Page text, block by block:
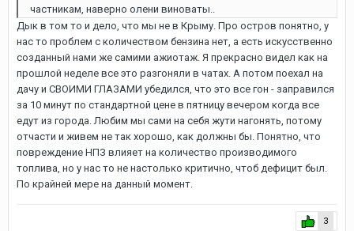
частникам, наверно олени виноваты..
Дык в том то и дело, что мы не в Крыму. Про остров понятно, у
нас то проблем с количеством бензина нет, а есть искусственно
созданный нами же самими ажиотаж. Я прекрасно видел как на
прошлой неделе все это разгоняли в чатах. А потом поехал на
дачу и СВОИМИ ГЛАЗАМИ убедился, что это все гон - заправился
за 10 минут по стандартной цене в пятницу вечером когда все
едут из города. Любим мы сами на себя жути нагонять, потому
отчасти и живем не так хорошо, как должны бы. Понятно, что
повреждение НПЗ влияет на количество производимого
топлива, но у нас то не настолько критично, чтоб дефицит был.
По крайней мере на данный момент.
3